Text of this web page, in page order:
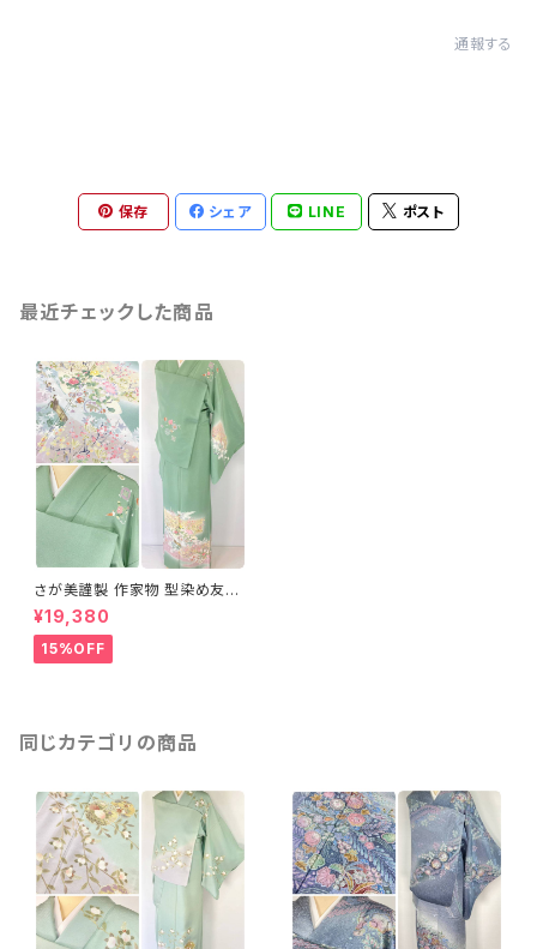
通報する
保存 シェア LINE ポスト
最近チェックした商品
さが美謹製 作家物 型染め友禅
訪問着 花柄 宝尽くし 正絹 黄色
紫 緑 902
¥19,380
15%OFF
同じカテゴリの商品